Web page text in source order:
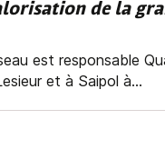
de la
est responsable
et à Saipol à...